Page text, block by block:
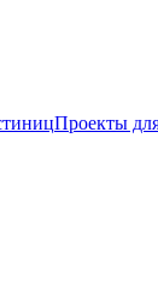
Проекты